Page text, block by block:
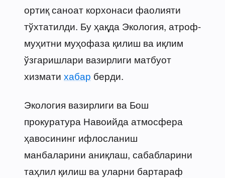
ортиқ саноат корхонаси фаолияти
тўхтатилди. Бу ҳақда Экология, атроф-
муҳитни муҳофаза қилиш ва иқлим
ўзгаришлари вазирлиги матбуот
хизмати хабар берди.
Экология вазирлиги ва Бош
прокуратура Навоийда атмосфера
ҳавосининг ифлосланиш
манбаларини аниқлаш, сабабларини
таҳлил қилиш ва уларни бартараф